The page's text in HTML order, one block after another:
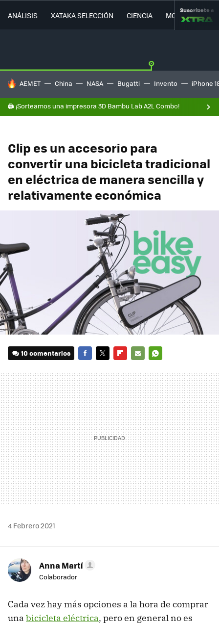
ANÁLISIS XATAKA SELECCIÓN CIENCIA MOVILIDAD
Suscríbete a
HOY SE HABLA DE
AEMET China NASA Bugatti Invento iPhone
🖨️ ¡Sorteamos una impresora 3D Bambu Lab A2L Combo!
Clip es un accesorio para
convertir una bicicleta tradicional
en eléctrica de manera sencilla y
relativamente económica
10 comentarios
MAIL
4 Febrero 2021
Anna Martí
Colaborador
Cada vez hay más opciones a la hora de comprar
una bicicleta eléctrica, pero en general no es